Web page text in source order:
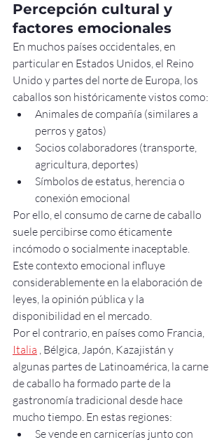
Percepción cultural y
factores emocionales
En muchos países occidentales, en
particular en Estados Unidos, el Reino
Unido y partes del norte de Europa, los
caballos son históricamente vistos como:
Animales de compañía (similares a
perros y gatos)
Socios colaboradores (transporte,
agricultura, deportes)
Símbolos de estatus, herencia o
conexión emocional
Por ello, el consumo de carne de caballo
suele percibirse como éticamente
incómodo o socialmente inaceptable.
Este contexto emocional influye
considerablemente en la elaboración de
leyes, la opinión pública y la
disponibilidad en el mercado.
Por el contrario, en países como Francia,
Italia , Bélgica, Japón, Kazajistán y
algunas partes de Latinoamérica, la carne
de caballo ha formado parte de la
gastronomía tradicional desde hace
mucho tiempo. En estas regiones:
Se vende en carnicerías junto con